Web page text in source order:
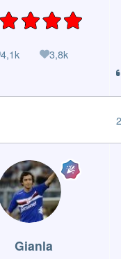
4,1k
messaggi3,8k
Reputazione
Gianla